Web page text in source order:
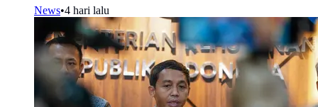
News•4 hari lalu